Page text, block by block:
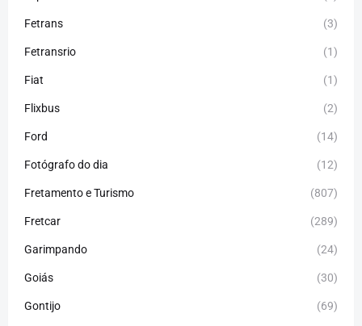
Fetrans (3)
Fetransrio (1)
Fiat (1)
Flixbus (2)
Ford (14)
Fotógrafo do dia (12)
Fretamento e Turismo (807)
Fretcar (289)
Garimpando (24)
Goiás (30)
Gontijo (69)